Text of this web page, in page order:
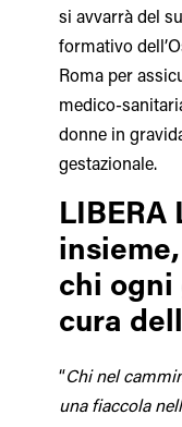
si avvarrà del
formativo
Roma per
medico-
donne in
gestazionale.
LIBERA
chi ogni
cura
“Chi nel
una fiaccola